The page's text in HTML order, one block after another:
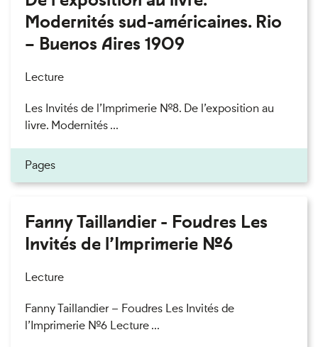
Modernités sud-américaines. Rio
– Buenos Aires 1909
Lecture
Les Invités de l’Imprimerie n°8. De l’exposition au
livre. Modernités ...
Pages
Fanny Taillandier - Foudres Les
Invités de l’Imprimerie n°6
Lecture
Fanny Taillandier – Foudres Les Invités de
l’Imprimerie n°6 Lecture ...